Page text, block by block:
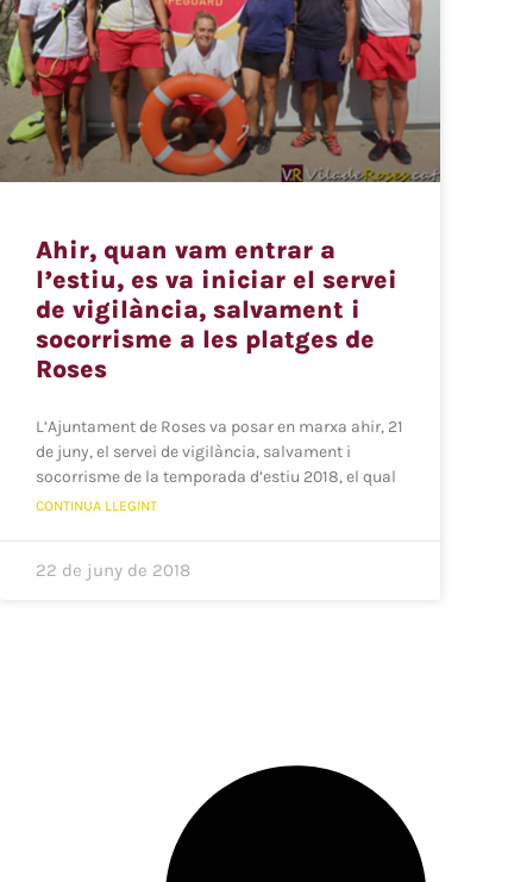
Ahir, quan vam entrar a
l’estiu, es va iniciar el servei
de vigilància, salvament i
socorrisme a les platges de
Roses
L’Ajuntament de Roses va posar en marxa ahir, 21
de juny, el servei de vigilància, salvament i
socorrisme de la temporada d’estiu 2018, el qual
CONTINUA LLEGINT
22 de juny de 2018